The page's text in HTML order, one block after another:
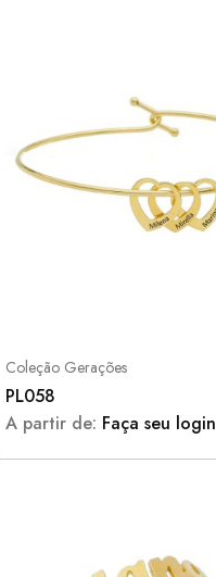
Coleção Gerações
PL058
A partir de: Faça seu login